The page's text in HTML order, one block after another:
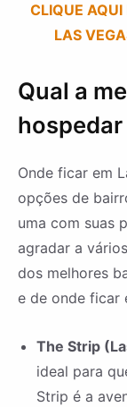
CLIQUE AQUI
LAS
Qual a
hospedar
Onde ficar em
opções de
uma com suas
agradar a
dos melhores
e de onde ficar
The Strip
ideal para
Strip é a